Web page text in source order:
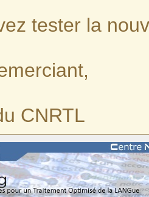
tester la
CNRTL